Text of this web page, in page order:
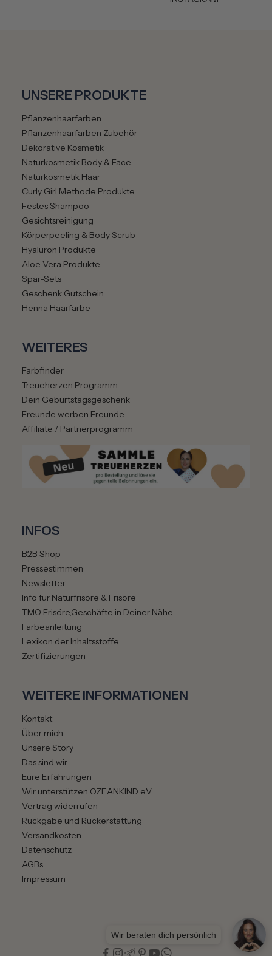
UNSERE PRODUKTE
Pflanzenhaarfarben
Pflanzenhaarfarben Zubehör
Dekorative Kosmetik
Naturkosmetik Body & Face
Naturkosmetik Haar
Curly Girl Methode Produkte
Festes Shampoo
Gesichtsreinigung
Körperpeeling & Body Scrub
Hyaluron Produkte
Aloe Vera Produkte
Spar-Sets
Geschenk Gutschein
Henna Haarfarbe
WEITERES
Farbfinder
Treueherzen Programm
Dein Geburtstagsgeschenk
Freunde werben Freunde
Affiliate / Partnerprogramm
INFOS
B2B Shop
Pressestimmen
Newsletter
Info für Naturfrisöre & Frisöre
TMO Frisöre,Geschäfte in Deiner Nähe
Färbeanleitung
Lexikon der Inhaltsstoffe
Zertifizierungen
WEITERE INFORMATIONEN
Kontakt
Über mich
Unsere Story
Das sind wir
Eure Erfahrungen
Wir unterstützen OZEANKIND e.V.
Vertrag widerrufen
Rückgabe und Rückerstattung
Versandkosten
Datenschutz
AGBs
Impressum
Wir beraten dich persönlich